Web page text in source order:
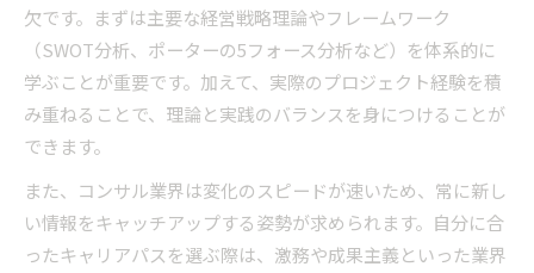
欠です。まずは主要な経営戦略理論やフレームワーク
（SWOT分析、ポーターの5フォース分析など）を体系的に
学ぶことが重要です。加えて、実際のプロジェクト経験を積
み重ねることで、理論と実践のバランスを身につけることが
できます。
また、コンサル業界は変化のスピードが速いため、常に新し
い情報をキャッチアップする姿勢が求められます。自分に合
ったキャリアパスを選ぶ際は、激務や成果主義といった業界